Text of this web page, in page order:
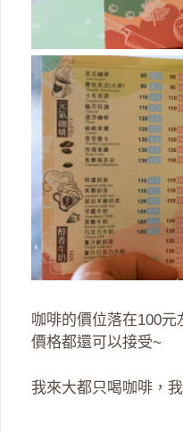
咖啡的價位落在100元
價格都還可以接受~
我來大都只喝咖啡，